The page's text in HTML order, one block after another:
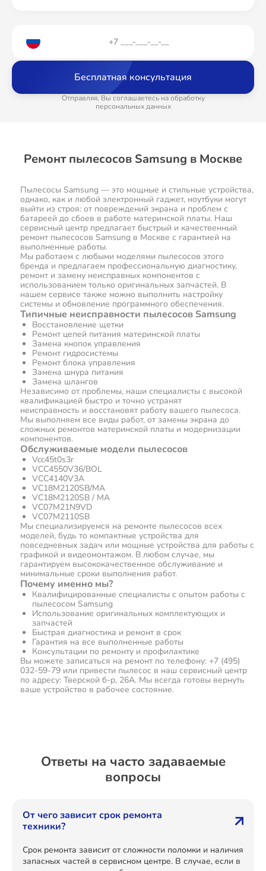
Бесплатная консультация
Отправляя, Вы соглашаетесь на обработку
персональных данных
Ремонт пылесосов Samsung в Москве
Пылесосы Samsung — это мощные и стильные устройства,
однако, как и любой электронный гаджет, ноутбуки могут
выйти из строя: от повреждений экрана и проблем с
батареей до сбоев в работе материнской платы. Наш
сервисный центр предлагает быстрый и качественный
ремонт пылесосов Samsung в Москве с гарантией на
выполненные работы.
Мы работаем с любыми моделями пылесосов этого
бренда и предлагаем профессиональную диагностику,
ремонт и замену неисправных компонентов с
использованием только оригинальных запчастей. В
нашем сервисе также можно выполнить настройку
системы и обновление программного обеспечения.
Типичные неисправности пылесосов Samsung
Восстановление щетки
Ремонт цепей питания материнской платы
Замена кнопок управления
Ремонт гидросистемы
Ремонт блока управления
Замена шнура питания
Замена шлангов
Независимо от проблемы, наши специалисты с высокой
квалификацией быстро и точно устранят
неисправность и восстановят работу вашего пылесоса.
Мы выполняем все виды работ, от замены экрана до
сложных ремонтов материнской платы и модернизации
компонентов.
Обслуживаемые модели пылесосов
Vcc45t0s3r
VCC4550V36/BOL
VCC4140V3A
VC18M2120SB/MA
VC18M2120SB / MA
VC07M21N9VD
VC07M2110SB
Мы специализируемся на ремонте пылесосов всех
моделей, будь то компактные устройства для
повседневных задач или мощные устройства для работы с
графикой и видеомонтажом. В любом случае, мы
гарантируем высококачественное обслуживание и
минимальные сроки выполнения работ.
Почему именно мы?
Квалифицированные специалисты с опытом работы с
пылесосом Samsung
Использование оригинальных комплектующих и
запчастей
Быстрая диагностика и ремонт в срок
Гарантия на все выполненные работы
Консультации по ремонту и профилактике
Вы можете записаться на ремонт по телефону: +7 (495)
032-59-79 или привести пылесос в наш сервисный центр
по адресу: Тверской б-р, 26А. Мы всегда готовы вернуть
ваше устройство в рабочее состояние.
Ответы на часто задаваемые
вопросы
От чего зависит срок ремонта
техники?
Срок ремонта зависит от сложности поломки и наличия
запасных частей в сервисном центре. В случае, если в